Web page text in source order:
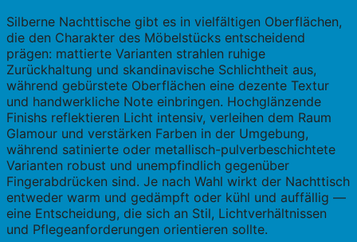
Silberne Nachttische gibt es in vielfältigen Oberflächen,
die den Charakter des Möbelstücks entscheidend
prägen: mattierte Varianten strahlen ruhige
Zurückhaltung und skandinavische Schlichtheit aus,
während gebürstete Oberflächen eine dezente Textur
und handwerkliche Note einbringen. Hochglänzende
Finishs reflektieren Licht intensiv, verleihen dem Raum
Glamour und verstärken Farben in der Umgebung,
während satinierte oder metallisch-pulverbeschichtete
Varianten robust und unempfindlich gegenüber
Fingerabdrücken sind. Je nach Wahl wirkt der Nachttisch
entweder warm und gedämpft oder kühl und auffällig —
eine Entscheidung, die sich an Stil, Lichtverhältnissen
und Pflegeanforderungen orientieren sollte.